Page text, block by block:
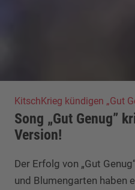
KitschKrieg kündigen „Gut
Song „Gut Genug”
Version!
Der Erfolg von „Gut
und Blumengarten haben